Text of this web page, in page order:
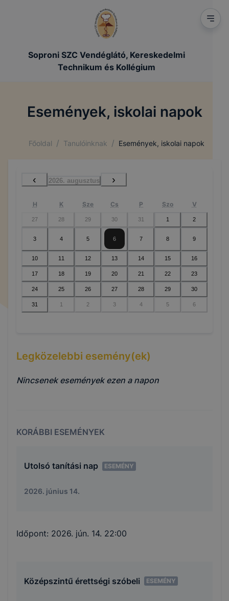
Soproni SZC Vendéglátó, Kereskedelmi
Technikum és Kollégium
Események, iskolai napok
Főoldal / Tanulóinknak / Események, iskolai napok
‹ 2026. augusztus ›
H K Sze Cs P Szo V
27 28 29 30 31 1 2
3 4 5 6 7 8 9
10 11 12 13 14 15 16
17 18 19 20 21 22 23
24 25 26 27 28 29 30
31 1 2 3 4 5 6
Legközelebbi esemény(ek)
Nincsenek események ezen a napon
KORÁBBI ESEMÉNYEK
Utolsó tanítási nap ESEMÉNY
2026. június 14.
Időpont: 2026. jún. 14. 22:00
Középszintű érettségi szóbeli ESEMÉNY